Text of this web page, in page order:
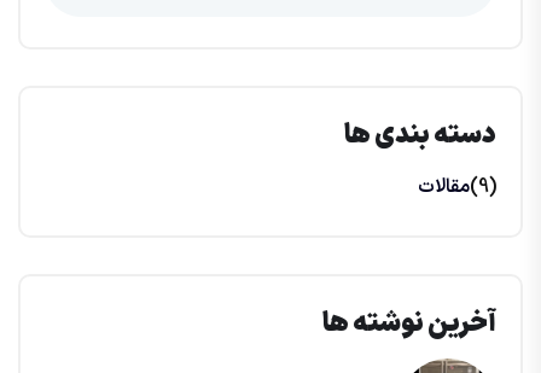
دسته بندی ها
مقالات (9)
آخرین نوشته ها